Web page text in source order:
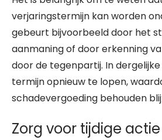
verjaringstermijn kan worden
gebeurt bijvoorbeeld door het
aanmaning of door erkenning
door de tegenpartij. In
termijn opnieuw te lopen,
schadevergoeding behouden
Zorg voor tijdige actie